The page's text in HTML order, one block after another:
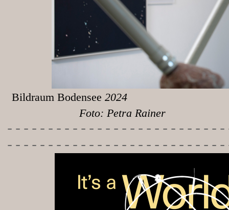
Bildraum Bodensee
Foto: Petra Rainer
-----------